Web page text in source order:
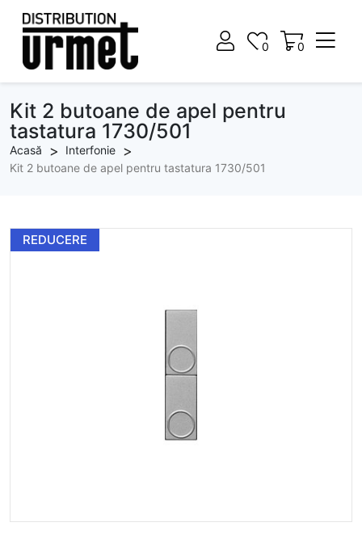
0
0 0
Kit 2 butoane de apel pentru
tastatura 1730/501
Acasă
Interfonie
Kit 2 butoane de apel pentru tastatura 1730/501
REDUCERE